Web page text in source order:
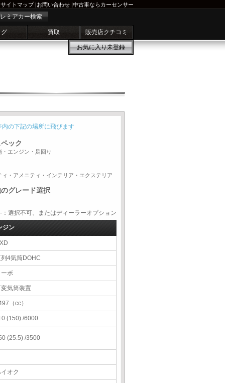
サイトマップ|お問い合わせ |中古車ならカーセンサー
ミアカー検索
買取 販売店クチコミ
お気に入り未登録
内の下記の場所に飛びます
ック
・エンジン・足回り
ィ・アメニティ・インテリア・エクステリア
グレード選択
択不可、またはディーラーオプション
ジン
4気筒DOHC
ボ
気筒装置
（cc）
(150) /6000
(25.5) /3500
オク